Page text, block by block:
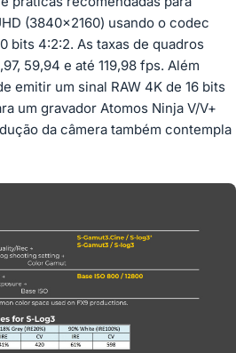
(3840×2160) usando o codec
bits 4:2:2. As taxas de quadros
59,94 e até 119,98 fps. Além
emitir um sinal RAW 4K de 16 bits
um gravador Atomos Ninja V/V+
da câmera também contempla